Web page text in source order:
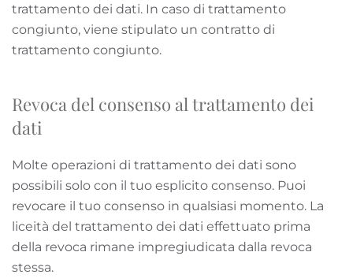
trattamento dei dati. In caso di trattamento
congiunto, viene stipulato un contratto di
trattamento congiunto.
Revoca del consenso al trattamento dei
dati
Molte operazioni di trattamento dei dati sono
possibili solo con il tuo esplicito consenso. Puoi
revocare il tuo consenso in qualsiasi momento. La
liceità del trattamento dei dati effettuato prima
della revoca rimane impregiudicata dalla revoca
stessa.